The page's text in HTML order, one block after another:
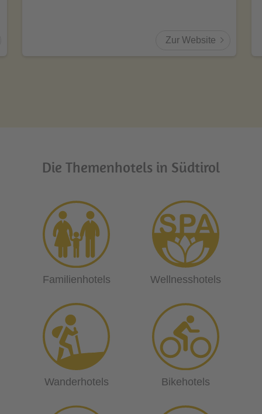
Zur Website
Die Themenhotels in Südtirol
Familienhotels Wellnesshotels
Wanderhotels Bikehotels